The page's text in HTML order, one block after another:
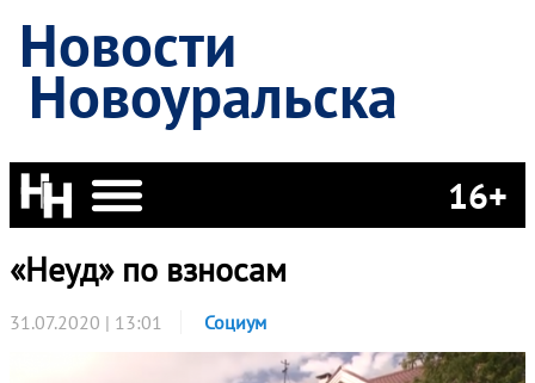
Новости
Новоуральска
16+
«Неуд» по взносам
31.07.2020 | 13:01 Социум